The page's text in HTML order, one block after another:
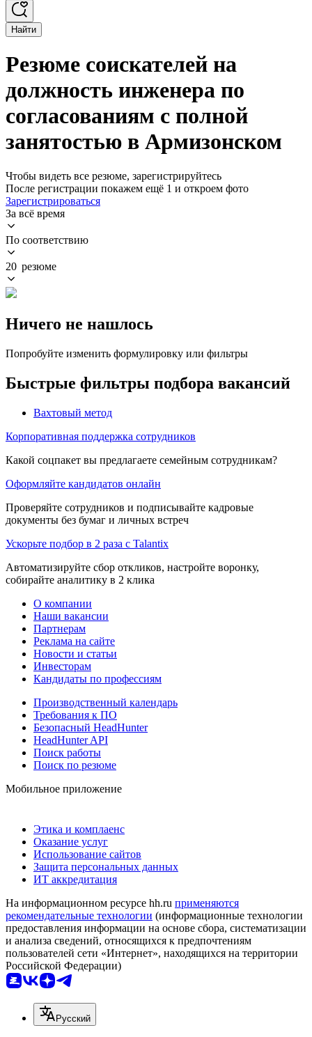
Найти
Резюме соискателей на
должность инженера по
согласованиям с полной
занятостью в Армизонском
Чтобы видеть все резюме, зарегистрируйтесь
После регистрации покажем ещё 1 и откроем фото
Зарегистрироваться
За всё время
По соответствию
20 резюме
Ничего не нашлось
Попробуйте изменить формулировку или фильтры
Быстрые фильтры подбора вакансий
Вахтовый метод
Корпоративная поддержка сотрудников
Какой соцпакет вы предлагаете семейным сотрудникам?
Оформляйте кандидатов онлайн
Проверяйте сотрудников и подписывайте кадровые
документы без бумаг и личных встреч
Ускорьте подбор в 2 раза с Talantix
Автоматизируйте сбор откликов, настройте воронку,
собирайте аналитику в 2 клика
О компании
Наши вакансии
Партнерам
Реклама на сайте
Новости и статьи
Инвесторам
Кандидаты по профессиям
Производственный календарь
Требования к ПО
Безопасный HeadHunter
HeadHunter API
Поиск работы
Поиск по резюме
Мобильное приложение
Этика и комплаенс
Оказание услуг
Использование сайтов
Защита персональных данных
ИТ аккредитация
На информационном ресурсе hh.ru применяются
рекомендательные технологии (информационные технологии
предоставления информации на основе сбора, систематизации
и анализа сведений, относящихся к предпочтениям
пользователей сети «Интернет», находящихся на территории
Российской Федерации)
Русский